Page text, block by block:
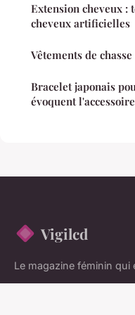
Extension cheveux :
cheveux artificielles
Vêtements de
Bracelet japonais
évoquent
Vigilcd
Le magazine féminin qui